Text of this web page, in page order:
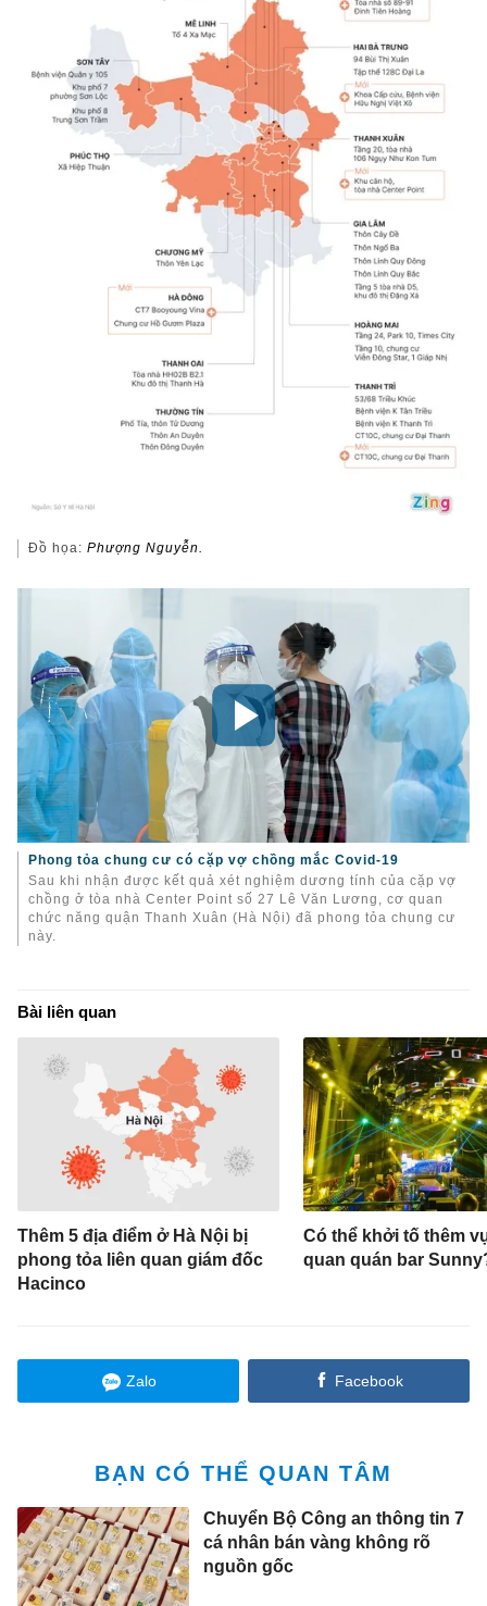
Đồ họa:Phượng Nguyễn.
Phong tỏa chung cư có cặp vợ chồng mắc Covid-19
Sau khi nhận được kết quả xét nghiệm dương tính của cặp vợ
chồng ở tòa nhà Center Point số 27 Lê Văn Lương, cơ quan
chức năng quận Thanh Xuân (Hà Nội) đã phong tỏa chung cư
này.
Bài liên quan
Thêm 5 địa điểm ở Hà Nội bị
phong tỏa liên quan giám đốc
Hacinco
Có thể khởi tố thêm
quan quán bar
Zalo Facebook
BẠN CÓ THỂ QUAN TÂM
Chuyển Bộ Công an thông tin 7
cá nhân bán vàng không rõ
nguồn gốc